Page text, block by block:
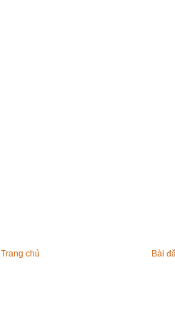
Bài
Trang chủ